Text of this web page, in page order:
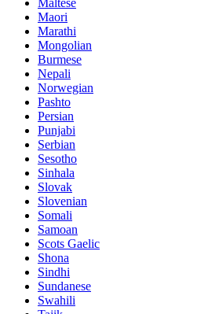
Maori
Marathi
Mongolian
Burmese
Nepali
Norwegian
Pashto
Persian
Punjabi
Serbian
Sesotho
Sinhala
Slovak
Slovenian
Somali
Samoan
Scots Gaelic
Shona
Sindhi
Sundanese
Swahili